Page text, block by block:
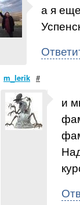
а я
m_lerik #
и